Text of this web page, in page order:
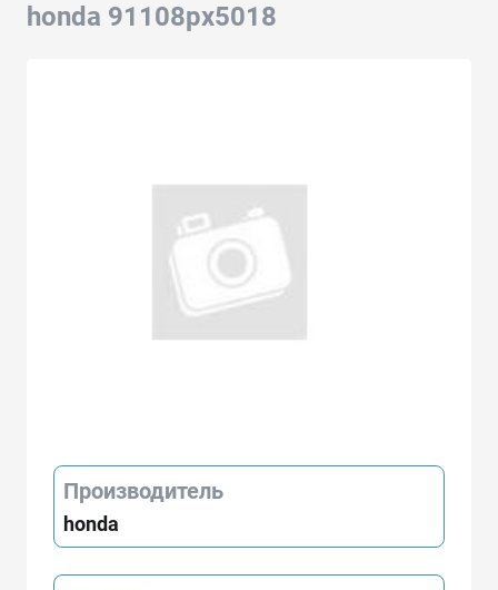
honda 91108px5018
Производитель
honda